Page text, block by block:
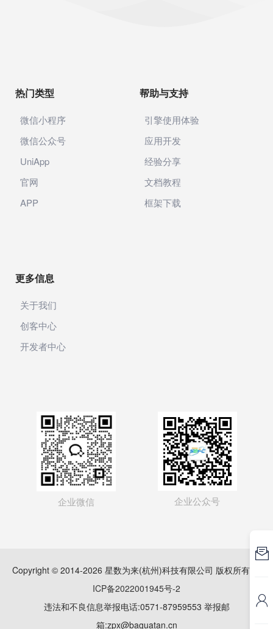
热门类型
微信小程序
微信公众号
UniApp
官网
APP
帮助与支持
引擎使用体验
应用开发
经验分享
文档教程
框架下载
更多信息
关于我们
创客中心
开发者中心
企业微信 企业公众号
Copyright © 2014-2026 星数为来(杭州)科技有限公司 版权所有
ICP备2022001945号-2
违法和不良信息举报电话:0571-87959553 举报邮
箱:zpx@baguatan.cn

